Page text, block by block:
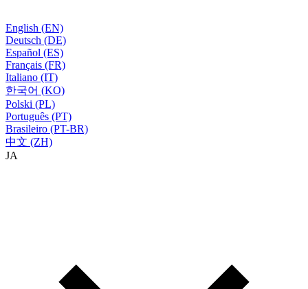
English (EN)
Deutsch (DE)
Español (ES)
Français (FR)
Italiano (IT)
한국어 (KO)
Polski (PL)
Português (PT)
Brasileiro (PT-BR)
中文 (ZH)
JA